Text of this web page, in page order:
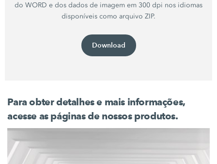
do WORD e dos dados de imagem em 300 dpi nos idiomas
disponíveis como arquivo ZIP.
Download
Para obter detalhes e mais informações,
acesse as páginas de nossos produtos.